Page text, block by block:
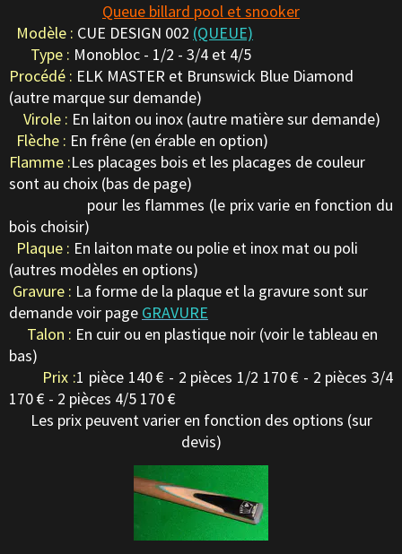
Queue billard pool et snooker
Modèle : CUE DESIGN 002 (QUEUE)
Type : Monobloc - 1/2 - 3/4 et 4/5
Procédé : ELK MASTER et Brunswick Blue Diamond
(autre marque sur demande)
Virole : En laiton ou inox (autre matière sur demande)
Flèche : En frêne (en érable en option)
Flamme :Les placages bois et les placages de couleur
sont au choix (bas de page)
pour les flammes (le prix varie en fonction du
bois choisir)
Plaque : En laiton mate ou polie et inox mat ou poli
(autres modèles en options)
Gravure : La forme de la plaque et la gravure sont sur
demande voir page GRAVURE
Talon : En cuir ou en plastique noir (voir le tableau en
bas)
Prix :1 pièce 140 € - 2 pièces 1/2 170 € - 2 pièces 3/4
170 € - 2 pièces 4/5 170 €
Les prix peuvent varier en fonction des options (sur
devis)